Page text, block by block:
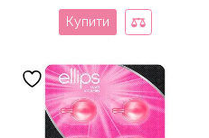
Купити